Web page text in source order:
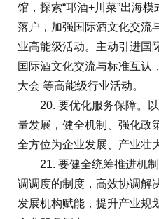
馆，探索“邛酒+川菜”出海
落户，加强国际酒文化交流
业高能级活动。主动引进国
国际酒文化交流与标准互认
大会 等高能级行业活动。
20. 要优化服务保障。以
量发展，健全机制、强化政
全方位为企业发展、产业壮
21. 要健全统筹推进机制
调调度的制度，高效协调解
发展机构赋能，提升产业规